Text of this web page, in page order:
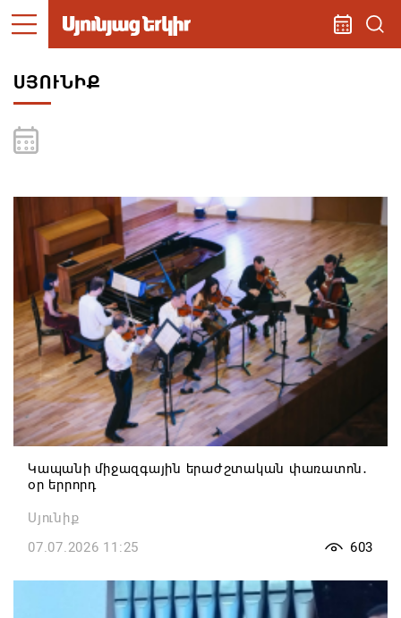
ՍՅՈՒՆԻՔ
Կապանի միջազգային երաժշտական փառատոն․
օր երրորդ
Սյունիք
07.07.2026 11:25
603